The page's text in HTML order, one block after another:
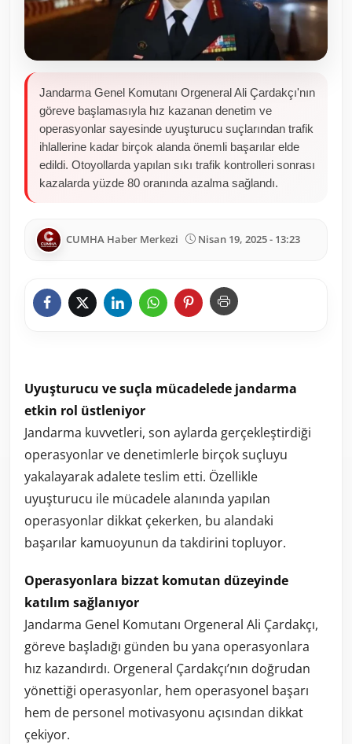
Jandarma Genel Komutanı Orgeneral Ali Çardakçı'nın
göreve başlamasıyla hız kazanan denetim ve
operasyonlar sayesinde uyuşturucu suçlarından trafik
ihlallerine kadar birçok alanda önemli başarılar elde
edildi. Otoyollarda yapılan sıkı trafik kontrolleri sonrası
kazalarda yüzde 80 oranında azalma sağlandı.
CUMHA Haber Merkezi Nisan 19, 2025 - 13:23
Uyuşturucu ve suçla mücadelede jandarma
etkin rol üstleniyor
Jandarma kuvvetleri, son aylarda gerçekleştirdiği
operasyonlar ve denetimlerle birçok suçluyu
yakalayarak adalete teslim etti. Özellikle
uyuşturucu ile mücadele alanında yapılan
operasyonlar dikkat çekerken, bu alandaki
başarılar kamuoyunun da takdirini topluyor.
Operasyonlara bizzat komutan düzeyinde
katılım sağlanıyor
Jandarma Genel Komutanı Orgeneral Ali Çardakçı,
göreve başladığı günden bu yana operasyonlara
hız kazandırdı. Orgeneral Çardakçı’nın doğrudan
yönettiği operasyonlar, hem operasyonel başarı
hem de personel motivasyonu açısından dikkat
çekiyor.